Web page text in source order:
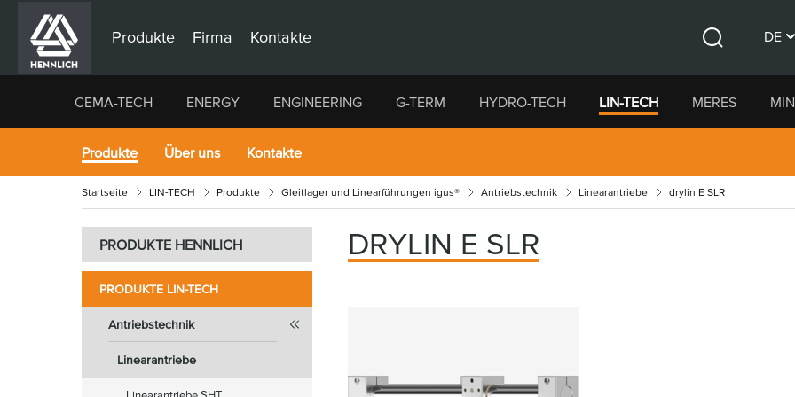
Produkte Firma Kontakte DE
CS
CEMA-TECH ENERGY ENGINEERING G-TERM HYDRO-TECH LIN-TECH MERES
Produkte Über uns Kontakte
Startseite LIN-TECH Produkte Gleitlager und Linearführungen igus® Antriebstechnik Linearantriebe drylin E SLR
PRODUKTE HENNLICH
PRODUKTE LIN-TECH
Antriebstechnik
Linearantriebe
DRYLIN E SLR